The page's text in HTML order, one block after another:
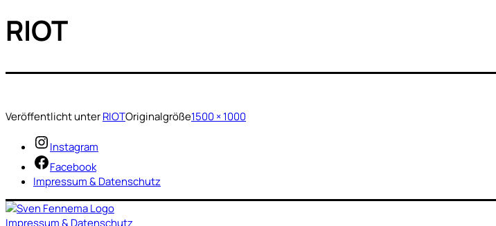
RIOT
Veröffentlicht unterRIOTOriginalgröße1500 × 1000
Instagram
Facebook
Impressum & Datenschutz